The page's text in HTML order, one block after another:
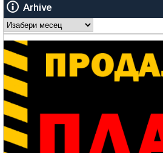
Arhive
Arhive